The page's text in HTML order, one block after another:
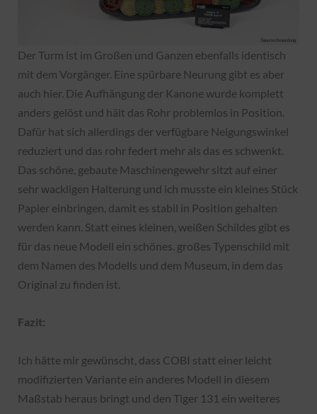
Der Turm ist im Großen und Ganzen ebenfalls identisch
mit dem Vorgänger. Eine spürbare Neurung gibt es aber
auch hier. Die Aufhängung der Kanone wurde komplett
anders gelöst und hält das Rohr problemlos in Position.
Dafür hat sich allerdings der verfügbare Neigungswinkel
reduziert und das rohr federt mehr als das es schwenkt.
Das schöne, gebaute Maschinengewehr sitzt auf einer
sehr wackligen Halterung und ich musste ein kleines Stück
Papier einbringen, damit es stabil in Position gehalten
werden kann. Statt eines kleinen, weißen Schildes gibt es
für das neue Modell ein schönes. großes Typenschild mit
dem Namen des Modells und dem Museum, in dem das
Original zu finden ist.
Fazit:
Ich hätte mir gewünscht, dass COBI statt einer leicht
modifizierten Variante ein anderes Modell in diesem
Maßstab heraus bringt und den Tiger 131 ein weiteres